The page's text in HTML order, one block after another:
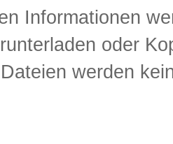
Informationen
oder
werden